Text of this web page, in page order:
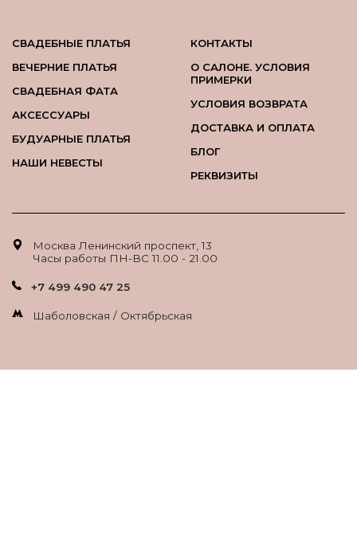
СВАДЕБНЫЕ ПЛАТЬЯ
ВЕЧЕРНИЕ ПЛАТЬЯ
СВАДЕБНАЯ ФАТА
АКСЕССУАРЫ
БУДУАРНЫЕ ПЛАТЬЯ
НАШИ НЕВЕСТЫ
КОНТАКТЫ
О САЛОНЕ. УСЛОВИЯ
ПРИМЕРКИ
УСЛОВИЯ ВОЗВРАТА
ДОСТАВКА И ОПЛАТА
БЛОГ
РЕКВИЗИТЫ
Москва Ленинский проспект, 13
Часы работы ПН-ВС 11.00 - 21.00
+7 499 490 47 25
Шаболовская / Октябрьская